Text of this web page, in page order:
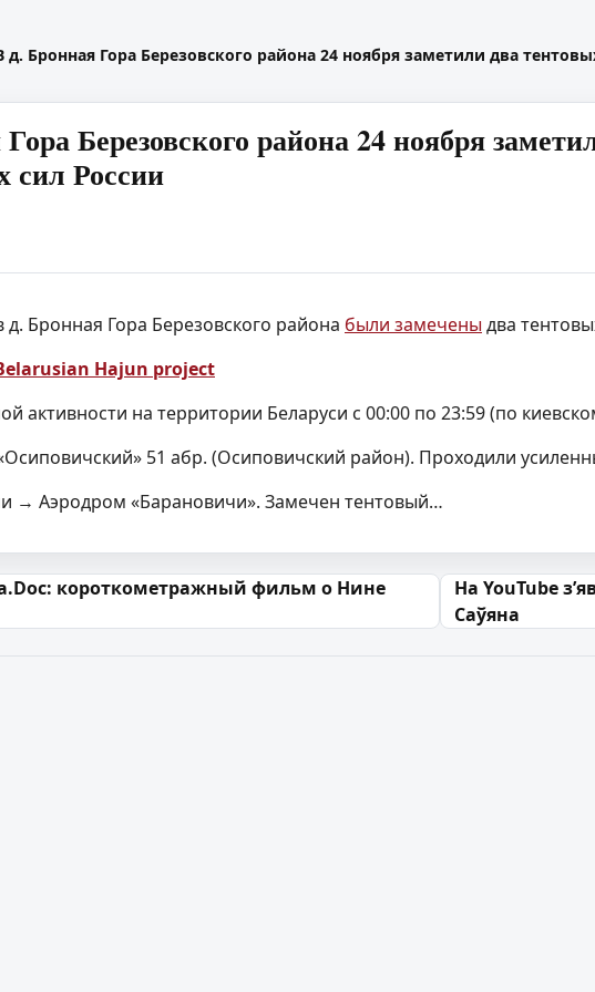
д. Бронная Гора Березовского района 24 ноября заметили два
Березовского района 24 ноября
сил России
д. Бронная Гора Березовского района были замечены два
Hajun project
активности на территории Беларуси с 00:00 по 23:59 (по
51 абр. (Осиповичский район). Проходили
→ Аэродром «Барановичи». Замечен тентовый…
короткометражный фильм о Нине
На YouTube
Саўяна